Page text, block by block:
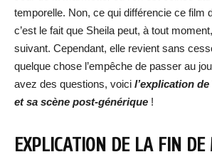
temporelle. Non, ce qui différencie ce film
c’est le fait que Sheila peut, à tout
suivant. Cependant, elle revient sans
quelque chose l’empêche de passer au
avez des questions, voici l’explication
et sa scène post-générique !
EXPLICATION DE LA FIN